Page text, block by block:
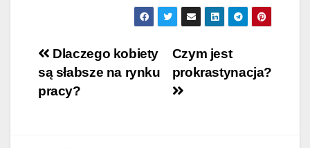
Nawigacja
wpisu
Czym jest
prokrastynacja?
Dlaczego kobiety
są słabsze na rynku
pracy?